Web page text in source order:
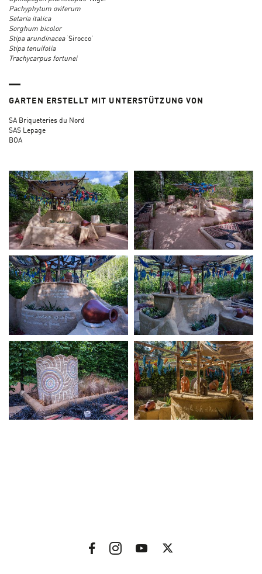
Pachyphytum oviferum
Setaria italica
Sorghum bicolor
Stipa arundinacea‘Sirocco’
Stipa tenuifolia
Trachycarpus fortunei
GARTEN ERSTELLT MIT UNTERSTÜTZUNG VON
SA Briqueteries du Nord
SAS Lepage
BOA